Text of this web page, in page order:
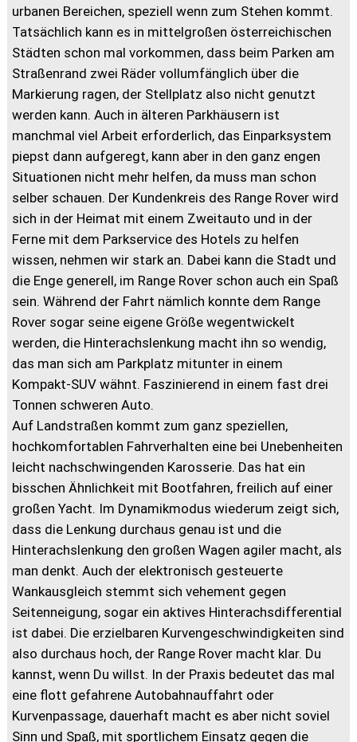
urbanen Bereichen, speziell wenn zum Stehen kommt.
Tatsächlich kann es in mittelgroßen österreichischen
Städten schon mal vorkommen, dass beim Parken am
Straßenrand zwei Räder vollumfänglich über die
Markierung ragen, der Stellplatz also nicht genutzt
werden kann. Auch in älteren Parkhäusern ist
manchmal viel Arbeit erforderlich, das Einparksystem
piepst dann aufgeregt, kann aber in den ganz engen
Situationen nicht mehr helfen, da muss man schon
selber schauen. Der Kundenkreis des Range Rover wird
sich in der Heimat mit einem Zweitauto und in der
Ferne mit dem Parkservice des Hotels zu helfen
wissen, nehmen wir stark an. Dabei kann die Stadt und
die Enge generell, im Range Rover schon auch ein Spaß
sein. Während der Fahrt nämlich konnte dem Range
Rover sogar seine eigene Größe wegentwickelt
werden, die Hinterachslenkung macht ihn so wendig,
das man sich am Parkplatz mitunter in einem
Kompakt-SUV wähnt. Faszinierend in einem fast drei
Tonnen schweren Auto.
Auf Landstraßen kommt zum ganz speziellen,
hochkomfortablen Fahrverhalten eine bei Unebenheiten
leicht nachschwingenden Karosserie. Das hat ein
bisschen Ähnlichkeit mit Bootfahren, freilich auf einer
großen Yacht. Im Dynamikmodus wiederum zeigt sich,
dass die Lenkung durchaus genau ist und die
Hinterachslenkung den großen Wagen agiler macht, als
man denkt. Auch der elektronisch gesteuerte
Wankausgleich stemmt sich vehement gegen
Seitenneigung, sogar ein aktives Hinterachsdifferential
ist dabei. Die erzielbaren Kurvengeschwindigkeiten sind
also durchaus hoch, der Range Rover macht klar. Du
kannst, wenn Du willst. In der Praxis bedeutet das mal
eine flott gefahrene Autobahnauffahrt oder
Kurvenpassage, dauerhaft macht es aber nicht soviel
Sinn und Spaß, mit sportlichem Einsatz gegen die